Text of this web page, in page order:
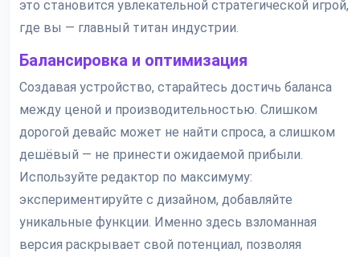
это становится увлекательной стратегической игрой,
где вы — главный титан индустрии.
Балансировка и оптимизация
Создавая устройство, старайтесь достичь баланса
между ценой и производительностью. Слишком
дорогой девайс может не найти спроса, а слишком
дешёвый — не принести ожидаемой прибыли.
Используйте редактор по максимуму:
экспериментируйте с дизайном, добавляйте
уникальные функции. Именно здесь взломанная
версия раскрывает свой потенциал, позволяя